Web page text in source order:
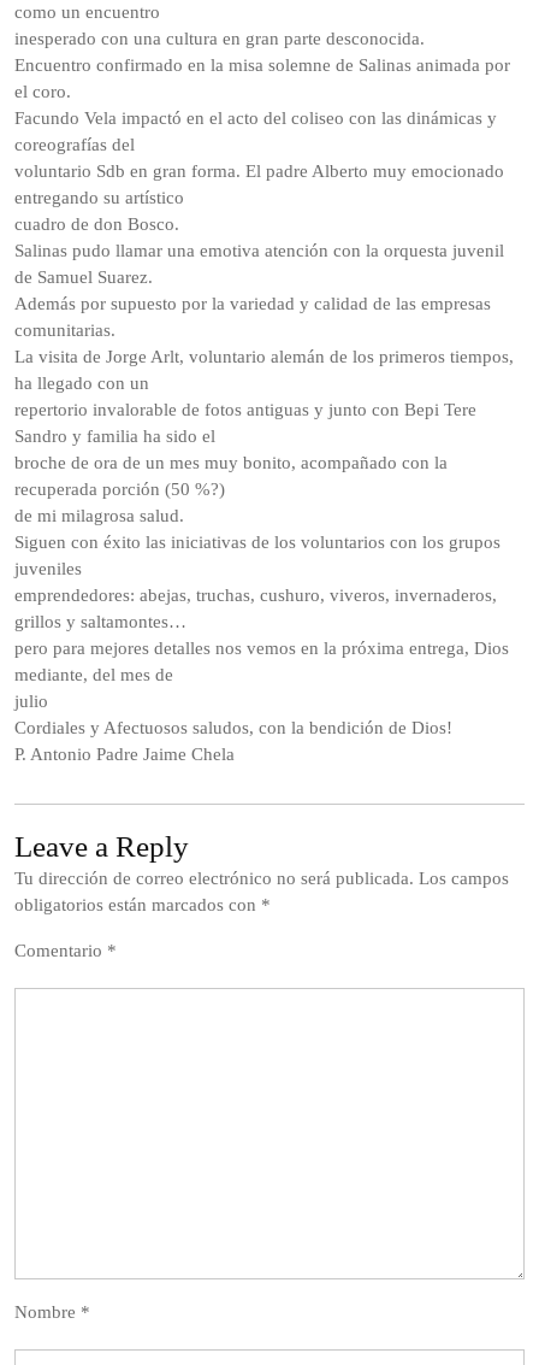
como un encuentro
inesperado con una cultura en gran parte desconocida.
Encuentro confirmado en la misa solemne de Salinas animada por
el coro.
Facundo Vela impactó en el acto del coliseo con las dinámicas y
coreografías del
voluntario Sdb en gran forma. El padre Alberto muy emocionado
entregando su artístico
cuadro de don Bosco.
Salinas pudo llamar una emotiva atención con la orquesta juvenil
de Samuel Suarez.
Además por supuesto por la variedad y calidad de las empresas
comunitarias.
La visita de Jorge Arlt, voluntario alemán de los primeros tiempos,
ha llegado con un
repertorio invalorable de fotos antiguas y junto con Bepi Tere
Sandro y familia ha sido el
broche de ora de un mes muy bonito, acompañado con la
recuperada porción (50 %?)
de mi milagrosa salud.
Siguen con éxito las iniciativas de los voluntarios con los grupos
juveniles
emprendedores: abejas, truchas, cushuro, viveros, invernaderos,
grillos y saltamontes…
pero para mejores detalles nos vemos en la próxima entrega, Dios
mediante, del mes de
julio
Cordiales y Afectuosos saludos, con la bendición de Dios!
P. Antonio Padre Jaime Chela
Leave a Reply
Tu dirección de correo electrónico no será publicada. Los campos
obligatorios están marcados con *
Comentario *
Nombre *